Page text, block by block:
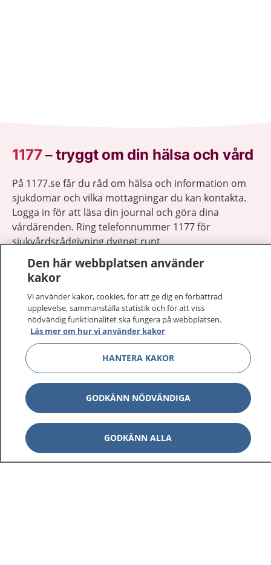
1177–tryggt om din hälsa och vård
På 1177.se får du råd om hälsa och information om
sjukdomar och vilka mottagningar du kan kontakta.
Logga in för att läsa din journal och göra dina
vårdärenden. Ring telefonnummer 1177 för
sjukvårdsrådgivning dygnet runt.
1177 ger dig råd när du vill må bättre.
1177 på flera språk
Om 1177 Visa
Kontakt Visa
Behandling av personuppgifter
Den här webbplatsen använder
kakor
Vi använder kakor, cookies, för att ge dig en förbättrad
upplevelse, sammanställa statistik och för att viss
nödvändig funktionalitet ska fungera på webbplatsen.
Läs mer om hur vi använder kakor
HANTERA KAKOR
GODKÄNN NÖDVÄNDIGA
GODKÄNN ALLA